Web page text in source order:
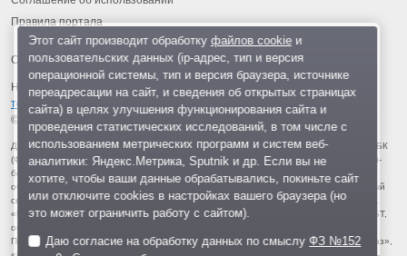
Правила портала
На информационном ресурсе применяются рекомендательные
технологии
© 2013-2026 «ОИНФО»,
сделано в Одинцово
Для читателей: В России признаны экстремистскими и запрещены организации ФБК
(Фонд борьбы с коррупцией, признан иноагентом), Штабы Навального, «Национал-
большевистская партия», «Свидетели Иеговы», «Армия воли народа», «Русский
общенациональный союз», «Движение против нелегальной иммиграции», «Правый
сектор», УНА-УНСО, УПА, «Тризуб им. Степана Бандеры», «Мизантропик дивижн»,
«Меджлис крымскотатарского народа», движение «Артподготовка», движение ЛГБТ,
общероссийская политическая партия «Воля», АУЕ, батальоны «Азов» и «Айдар».
Признаны террористическими и запрещены: «Движение Талибан», «Имарат Кавказ»,
Этот сайт производит обработку файлов cookieи
пользовательских данных (ip-адрес, тип и версия
операционной системы, тип и версия браузера, источнике
переадресации на сайт, и сведения об открытых страницах
сайта) в целях улучшения функционирования сайта и
проведения статистических исследований, в том числе с
использованием метрических программ и систем веб-
аналитики: Яндекс.Метрика, Sputnik и др. Если вы не
хотите, чтобы ваши данные обрабатывались, покиньте сайт
или отключите cookies в настройках вашего браузера (но
это может ограничить работу с сайтом).
Даю согласие на обработку данных по смыслуФЗ №152